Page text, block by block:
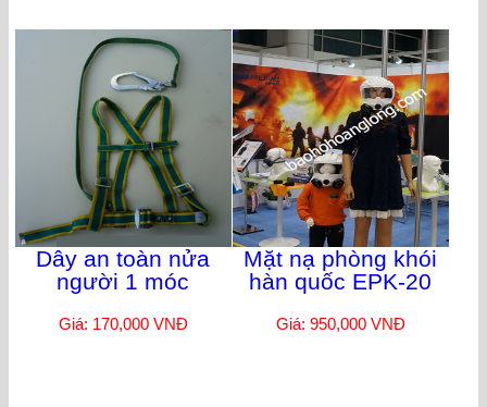
Dây an toàn nửa
người 1 móc
Giá: 170,000 VNĐ
Mặt nạ phòng khói
hàn quốc EPK-20
Giá: 950,000 VNĐ